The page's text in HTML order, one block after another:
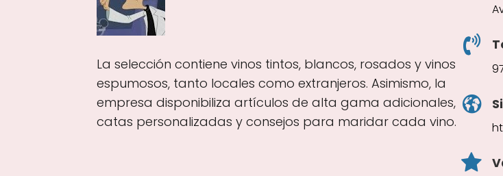
La selección contiene vinos tintos, blancos, rosados y vinos
espumosos, tanto locales como extranjeros. Asimismo, la
empresa disponibiliza artículos de alta gama adicionales,
catas personalizadas y consejos para maridar cada vino.